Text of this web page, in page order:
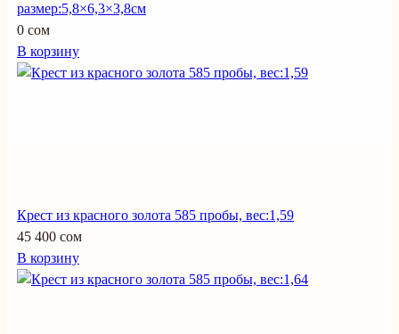
размер:5,8×6,3×3,8см
0 сом
В корзину
Крест из красного золота 585 пробы, вес:1,59
45 400 сом
В корзину